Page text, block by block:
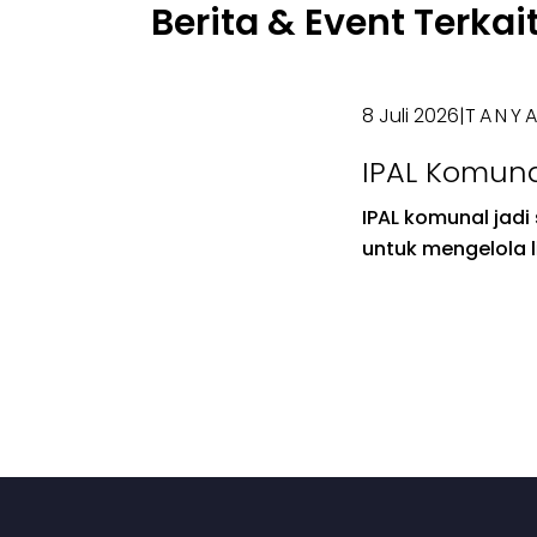
Berita & Event
8 Juli 2026|
IPAL
dan
IPAL komunal
untuk mengelola
sedap,